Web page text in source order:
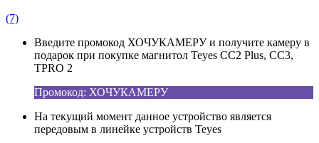
(7)
Введите промокод ХОЧУКАМЕРУ и получите камеру в
подарок при покупке магнитол Teyes CC2 Plus, CC3,
TPRO 2
Промокод: ХОЧУКАМЕРУ
На текущий момент данное устройство является
передовым в линейке устройств Teyes